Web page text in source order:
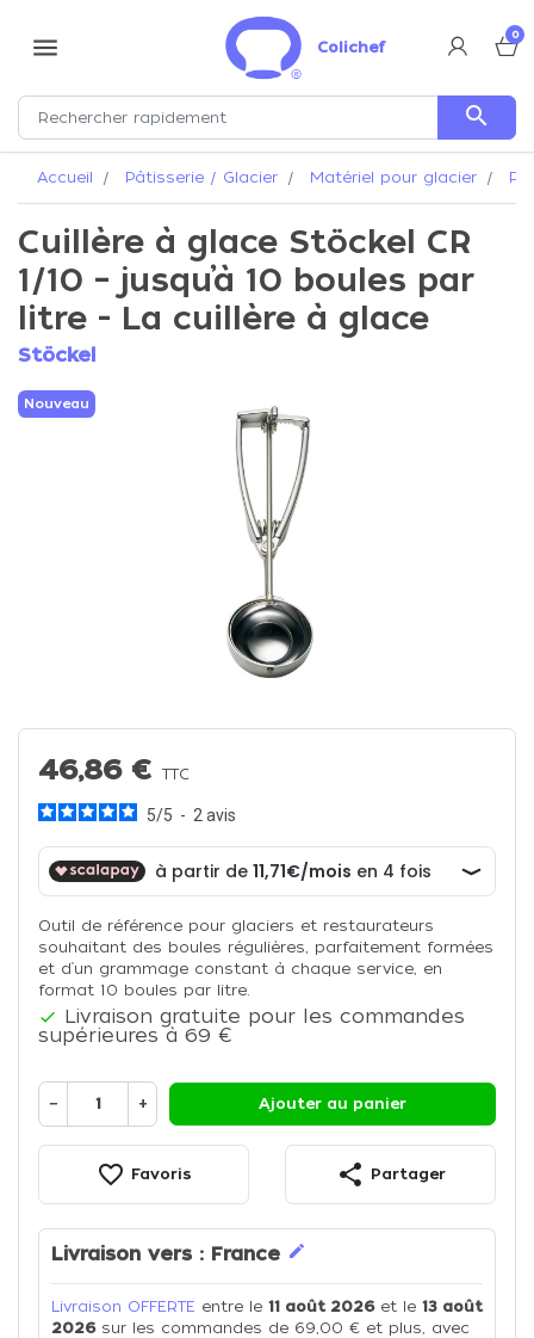
menu Colichef
0
search
Accueil Pâtisserie / Glacier Matériel pour glacier
Cuillère à glace Stöckel CR
1/10 – jusqu’à 10 boules par
litre - La cuillère à glace
Stöckel
Nouveau
46,86 €TTC
5/5 - 2 avis
Outil de référence pour glaciers et restaurateurs
souhaitant des boules régulières, parfaitement formées
et d’un grammage constant à chaque service, en
format 10 boules par litre.
 Livraison gratuite pour les commandes
supérieures à 69 €
− + Ajouter au panier
favorite_border Favoris share Partager
Livraison vers : France edit
Livraison OFFERTE entre le 11 août 2026et le 13 août
2026sur les commandes de 69,00 € et plus, avec